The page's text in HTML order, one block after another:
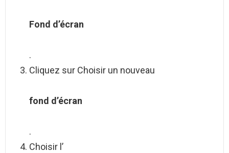
Fond d’écran
.
Cliquez sur Choisir un nouveau
fond d’écran
.
Choisir l’